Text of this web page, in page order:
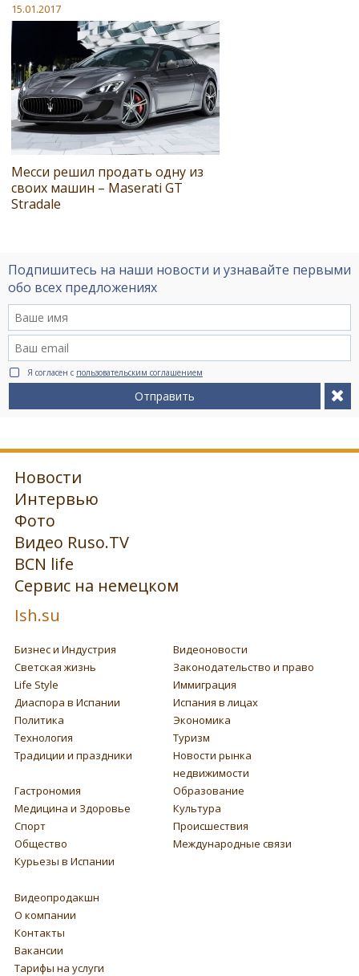
15.01.2017
Месси решил продать одну из
своих машин – Maserati GT
Stradale
Подпишитесь на наши новости и узнавайте первыми
обо всех предложениях
Я согласен с пользовательским соглашением
Отправить
Новости
Интервью
Фото
Видео Ruso.TV
BCN life
Сервис на немецком
Ish.su
Бизнес и Индустрия
Видеоновости
Светская жизнь
Законодательство и право
Life Style
Иммиграция
Диаспора в Испании
Испания в лицах
Политика
Экономика
Технология
Туризм
Традиции и праздники
Новости рынка
недвижимости
Гастрономия
Образование
Медицина и Здоровье
Культура
Спорт
Происшествия
Общество
Международные связи
Курьезы в Испании
Видеопродакшн
О компании
Контакты
Вакансии
Тарифы на услуги